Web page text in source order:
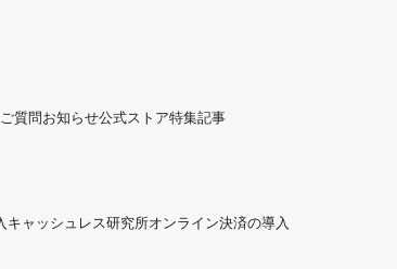
質問お知らせ公式ストア特集記事
キャッシュレス研究所オンライン決済の導入